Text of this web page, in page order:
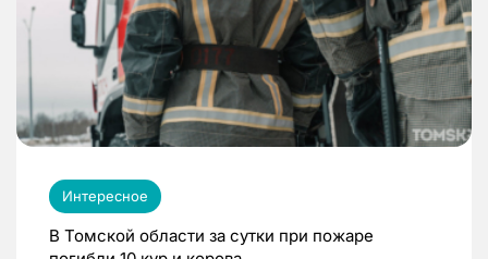
Интересное
В Томской области за сутки при пожаре